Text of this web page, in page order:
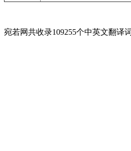
宛若网共收录109255个中英文翻译